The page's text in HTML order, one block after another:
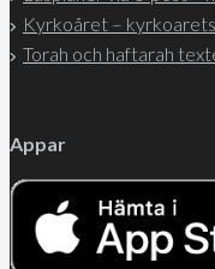
Kyrkoåret –
Torah och haftarah
Appar